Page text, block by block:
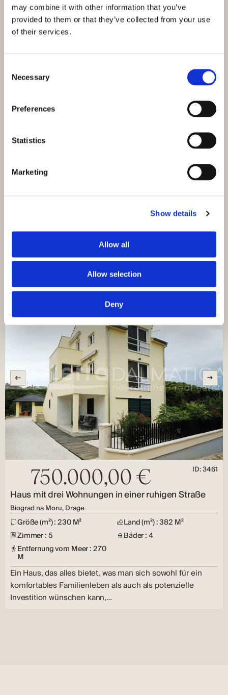
may combine it with other information that you’ve
provided to them or that they’ve collected from your use
of their services.
Selection
Necessary
Preferences
Statistics
Marketing
Show details
Allow all
Allow selection
Deny
278.400,00 € ID: 3582
Blick aufs Meer
Dieses attraktive Baugrundstück in regulärer Form
ruhigen, aber entwickelten…
750.000,00 € ID: 3461
Haus mit drei Wohnungen in einer ruhigen Straße
Biograd na Moru, Drage
Größe (m²) : 230 M²
Land (m²) : 382 M²
Zimmer : 5
Bäder : 4
Entfernung vom Meer : 270
M
Ein Haus, das alles bietet, was man sich sowohl für ein
komfortables Familienleben als auch als potenzielle
Investition wünschen kann,…